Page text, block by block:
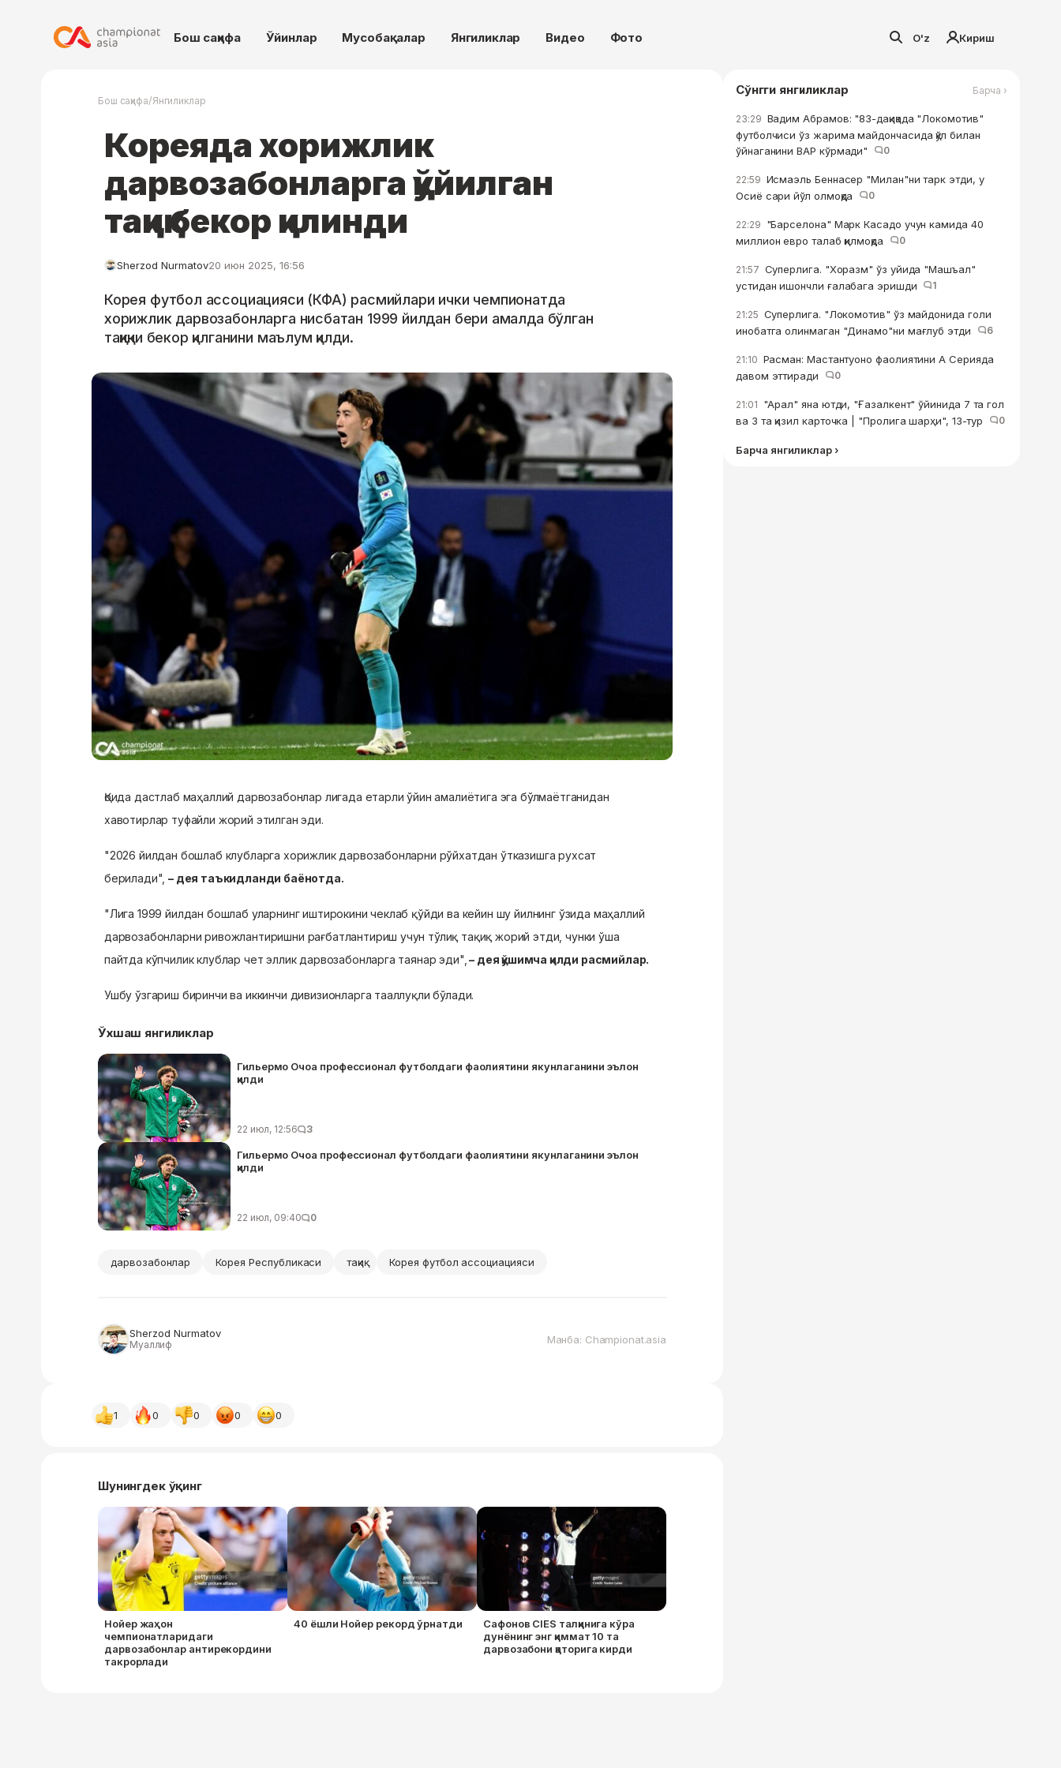
Бош саҳифа Ўйинлар Мусобақалар Янгиликлар Видео Фото O'z Кириш
Бош саҳифа/Янгиликлар
Кореяда хорижлик
дарвозабонларга қўйилган
тақиқ бекор қилинди
Sherzod Nurmatov20 июн 2025, 16:56
Корея футбол ассоциацияси (КФА) расмийлари ички чемпионатда
хорижлик дарвозабонларга нисбатан 1999 йилдан бери амалда бўлган
тақиқни бекор қилганини маълум қилди.
Қоида дастлаб маҳаллий дарвозабонлар лигада етарли ўйин амалиётига эга бўлмаётганидан
хавотирлар туфайли жорий этилган эди.
"2026 йилдан бошлаб клубларга хорижлик дарвозабонларни рўйхатдан ўтказишга рухсат
берилади",– дея таъкидланди баёнотда.
"Лига 1999 йилдан бошлаб уларнинг иштирокини чеклаб қўйди ва кейин шу йилнинг ўзида маҳаллий
дарвозабонларни ривожлантиришни рағбатлантириш учун тўлиқ тақиқ жорий этди, чунки ўша
пайтда кўпчилик клублар чет эллик дарвозабонларга таянар эди", – дея қўшимча қилди расмийлар.
Ушбу ўзгариш биринчи ва иккинчи дивизионларга тааллуқли бўлади.
Ўхшаш янгиликлар
Гильермо Очоа профессионал футболдаги фаолиятини якунлаганини эълон
қилди
22 июл, 12:56 3
Гильермо Очоа профессионал футболдаги фаолиятини якунлаганини эълон
қилди
22 июл, 09:40 0
дарвозабонлар Корея Республикаси тақиқ Корея футбол ассоциацияси
Sherzod Nurmatov
Муаллиф Манба: Championat.asia
1 0 0 0 0
Шунингдек ўқинг
Нойер жаҳон
чемпионатларидаги
дарвозабонлар антирекордини
такрорлади
40 ёшли Нойер рекорд ўрнатди
Сафонов CIES талқинига кўра
дунёнинг энг қиммат 10 та
дарвозабони қаторига кирди
Сўнгги янгиликлар Барча ›
23:29 Вадим Абрамов: "83-дақиқада "Локомотив"
футболчиси ўз жарима майдончасида қўл билан
ўйнаганини ВАР кўрмади"
0
22:59 Исмаэль Беннасер "Милан"ни тарк этди, у
Осиё сари йўл олмоқда
0
22:29 "Барселона" Марк Касадо учун камида 40
миллион евро талаб қилмоқда
0
21:57 Суперлига. "Хоразм" ўз уйида "Машъал"
устидан ишончли ғалабага эришди
1
21:25 Суперлига. "Локомотив" ўз майдонида голи
инобатга олинмаган "Динамо"ни мағлуб этди
6
21:10 Расман: Мастантуоно фаолиятини А Серияда
давом эттиради
0
21:01 "Арал" яна ютди, "Ғазалкент" ўйинида 7 та гол
ва 3 та қизил карточка | "Пролига шарҳи", 13-тур
0
Барча янгиликлар ›